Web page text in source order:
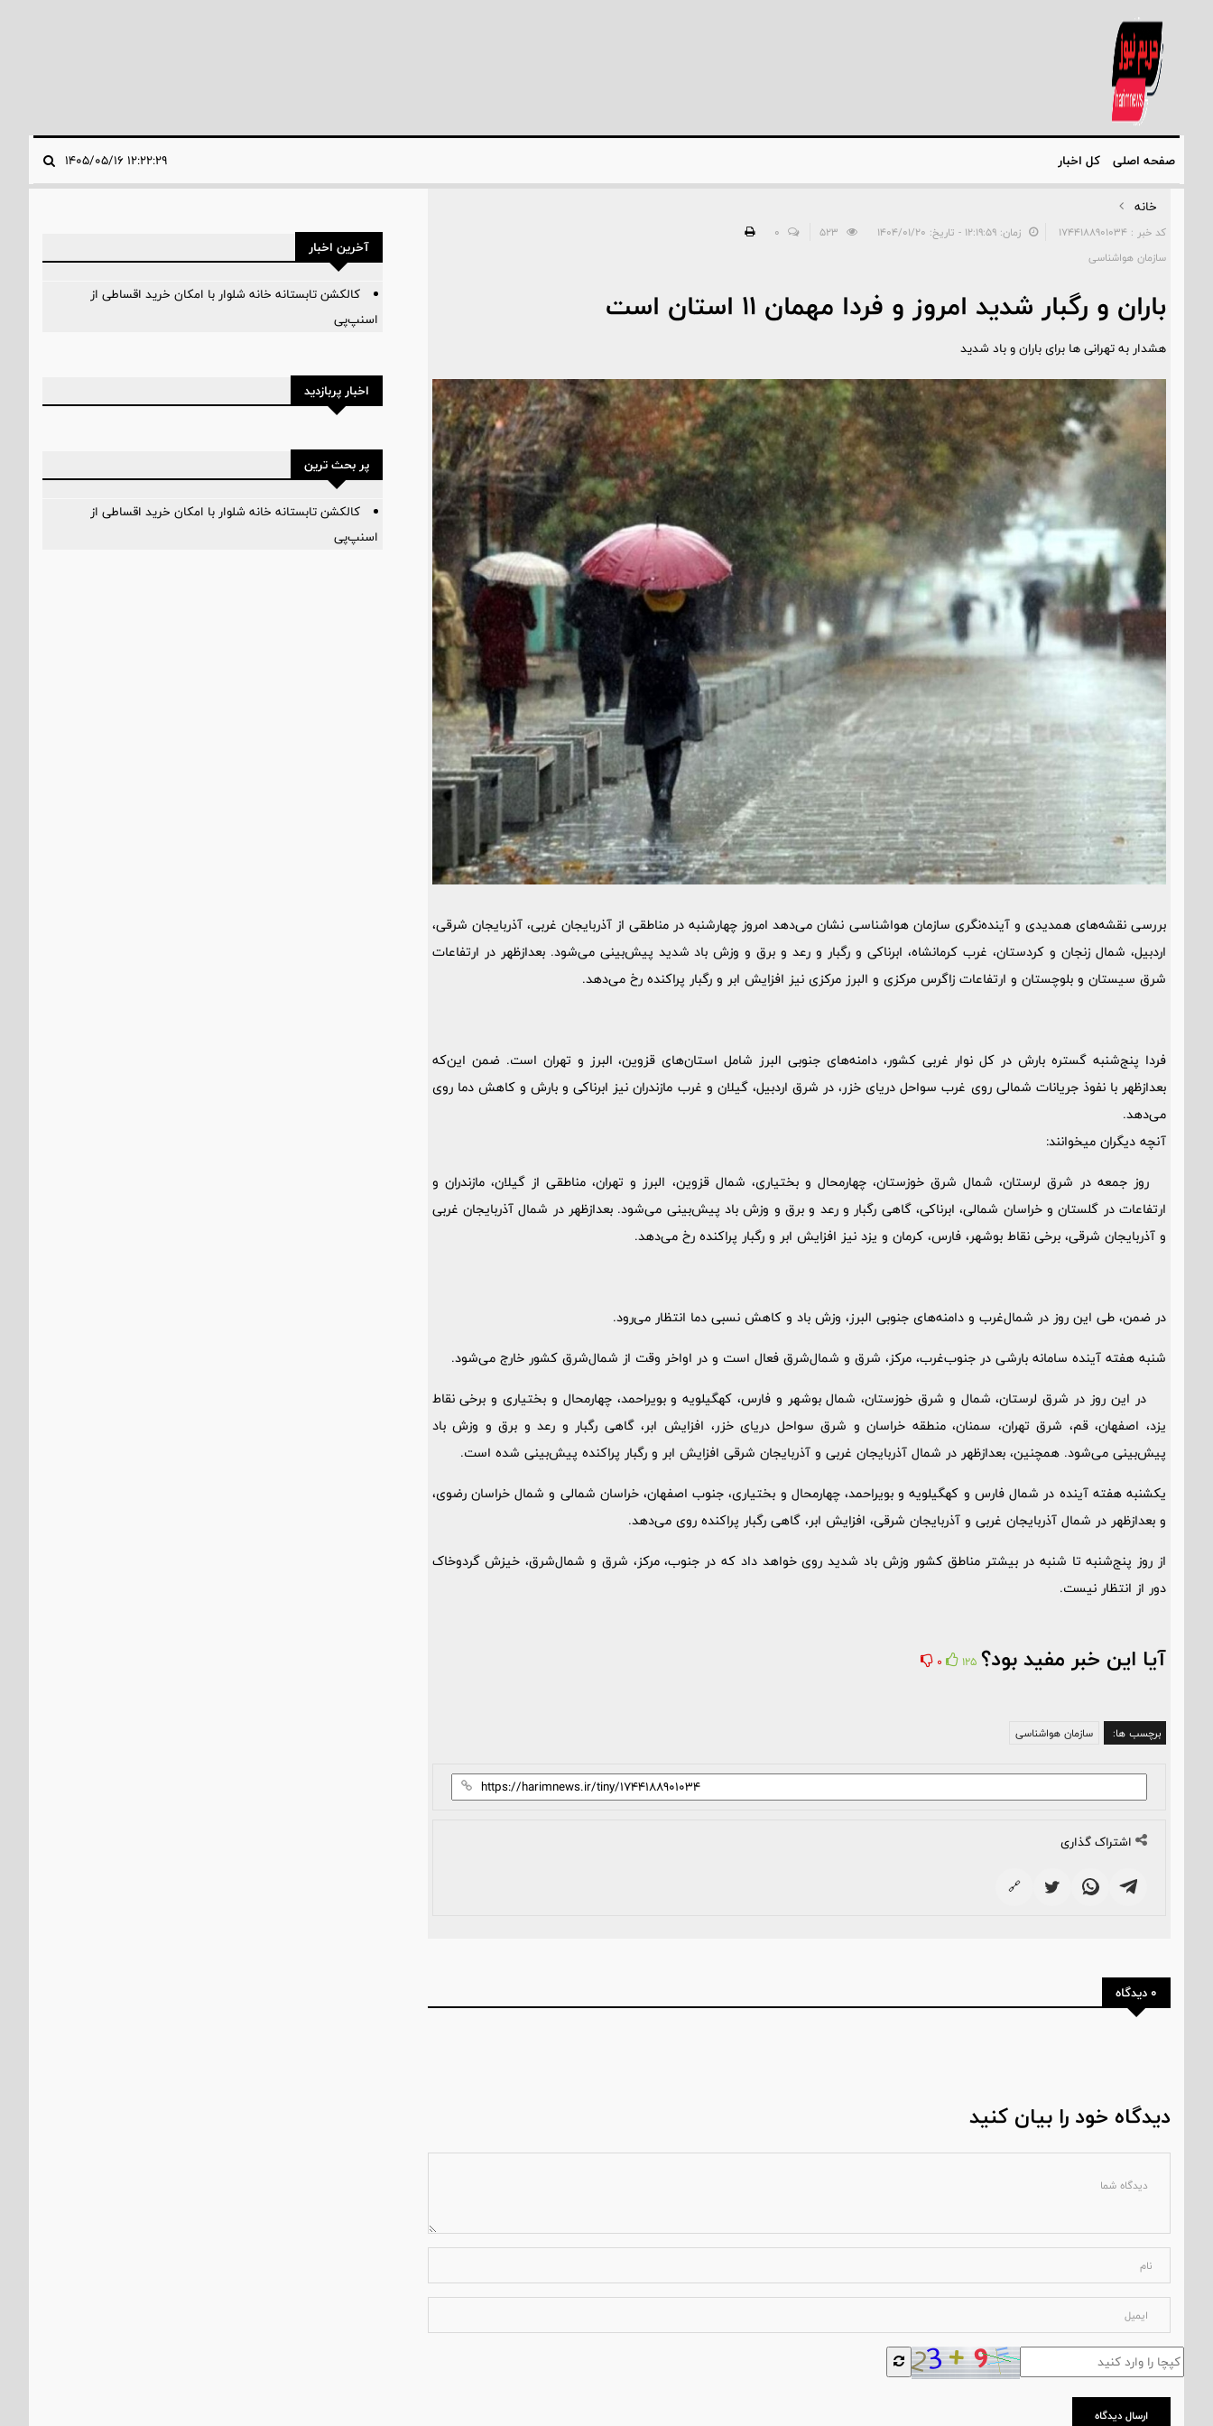
صفحه اصلی کل اخبار
خانه
کد خبر : 1744188901034 زمان: ۱۲:۱۹:۵۹ - تاریخ: ۱۴۰۴/۰۱/۲۰
0
سازمان هواشناسی
باران و رگبار شدید امروز و فردا مهمان 11 استان است
هشدار به تهرانی‌ ها برای باران و باد شدید
بررسی نقشه‌های همدیدی و آینده‌نگری سازمان هواشناسی نشان می‌دهد امروز چهارشنبه در مناطقی از آذربایجان غربی، آذربایجان شرقی،
اردبیل، شمال زنجان و کردستان، غرب کرمانشاه، ابرناکی و رگبار و رعد و برق و وزش باد شدید پیش‌بینی می‌شود. بعدازظهر در ارتفاعات
شرق سیستان و بلوچستان و ارتفاعات زاگرس مرکزی و البرز مرکزی نیز افزایش ابر و رگبار پراکنده رخ می‌دهد.
فردا پنج‌شنبه گستره بارش در کل نوار غربی کشور، دامنه‌های جنوبی البرز شامل استان‌های قزوین، البرز و تهران است. ضمن این‌که
بعدازظهر با نفوذ جریانات شمالی روی غرب سواحل دریای خزر، در شرق اردبیل، گیلان و غرب مازندران نیز ابرناکی و بارش و کاهش دما روی
می‌دهد.
آنچه دیگران میخوانند:
روز جمعه در شرق لرستان، شمال شرق خوزستان، چهارمحال و بختیاری، شمال قزوین، البرز و تهران، مناطقی از گیلان، مازندران و
ارتفاعات در گلستان و خراسان شمالی، ابرناکی، گاهی رگبار و رعد و برق و وزش باد پیش‌بینی می‌شود. بعدازظهر در شمال آذربایجان غربی
و آذربایجان شرقی، برخی نقاط بوشهر، فارس، کرمان و یزد نیز افزایش ابر و رگبار پراکنده رخ می‌دهد.
در ضمن، طی این روز در شمال‌غرب و دامنه‌های جنوبی البرز، وزش باد و کاهش نسبی دما انتظار می‌رود.
شنبه هفته آینده سامانه بارشی در جنوب‌غرب، مرکز، شرق و شمال‌شرق فعال است و در اواخر وقت از شمال‌شرق کشور خارج می‌شود.
در این روز در شرق لرستان، شمال و شرق خوزستان، شمال بوشهر و فارس، کهگیلویه و بویراحمد، چهارمحال و بختیاری و برخی نقاط
یزد، اصفهان، قم، شرق تهران، سمنان، منطقه خراسان و شرق سواحل دریای خزر، افزایش ابر، گاهی رگبار و رعد و برق و وزش باد
پیش‌بینی می‌شود. همچنین، بعدازظهر در شمال آذربایجان غربی و آذربایجان شرقی افزایش ابر و رگبار پراکنده پیش‌بینی شده است.
یکشنبه هفته آینده در شمال فارس و کهگیلویه و بویراحمد، چهارمحال و بختیاری، جنوب اصفهان، خراسان شمالی و شمال خراسان رضوی،
و بعدازظهر در شمال آذربایجان غربی و آذربایجان شرقی، افزایش ابر، گاهی رگبار پراکنده روی می‌دهد.
از روز پنج‌شنبه تا شنبه در بیشتر مناطق کشور وزش باد شدید روی خواهد داد که در جنوب، مرکز، شرق و شمال‌شرق، خیزش گردوخاک
دور از انتظار نیست.
آیا این خبر مفید بود؟ 125
0
برچسب ها: سازمان هواشناسی
اشتراک گذاری
🔗
0 دیدگاه
دیدگاه خود را بیان کنید
ارسال دیدگاه
آخرین اخبار
کالکشن تابستانه خانه شلوار با امکان خرید اقساطی از
اسنپ‌پی
اخبار پربازدید
پر بحث ترین
کالکشن تابستانه خانه شلوار با امکان خرید اقساطی از
اسنپ‌پی